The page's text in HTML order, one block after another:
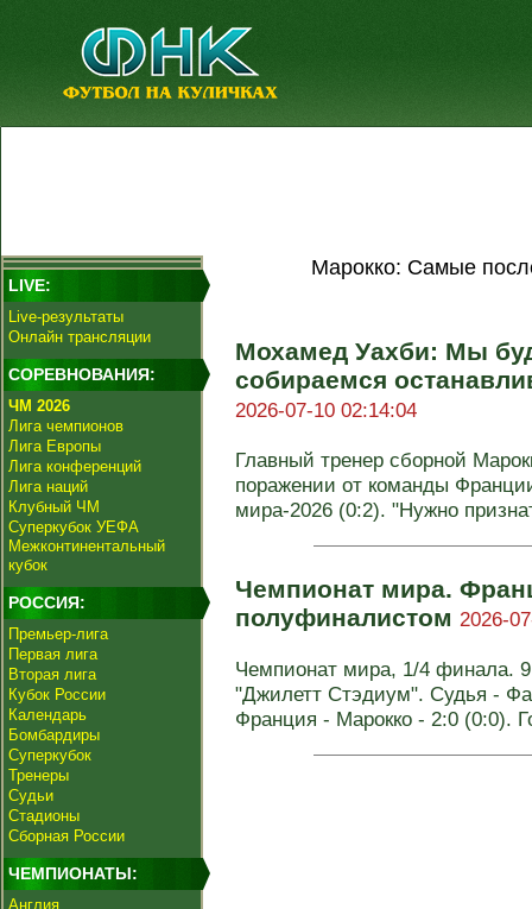
LIVE:
Live-результаты
Онлайн трансляции
СОРЕВНОВАНИЯ:
ЧМ 2026
Лига чемпионов
Лига Европы
Лига конференций
Лига наций
Клубный ЧМ
Суперкубок УЕФА
Межконтинентальный
кубок
РОССИЯ:
Премьер-лига
Первая лига
Вторая лига
Кубок России
Календарь
Бомбардиры
Суперкубок
Тренеры
Судьи
Стадионы
Сборная России
ЧЕМПИОНАТЫ:
Англия
Марокко: Самые
Мохамед Уахби: Мы
собираемся
2026-07-10 02:14:04
Главный тренер сборной
поражении от команды
мира-2026 (0:2). "Нужно
Чемпионат мира.
полуфиналистом 2026-
Чемпионат мира, 1/4 финала.
"Джилетт Стэдиум". Судья -
Франция - Марокко - 2:0 (0:0).